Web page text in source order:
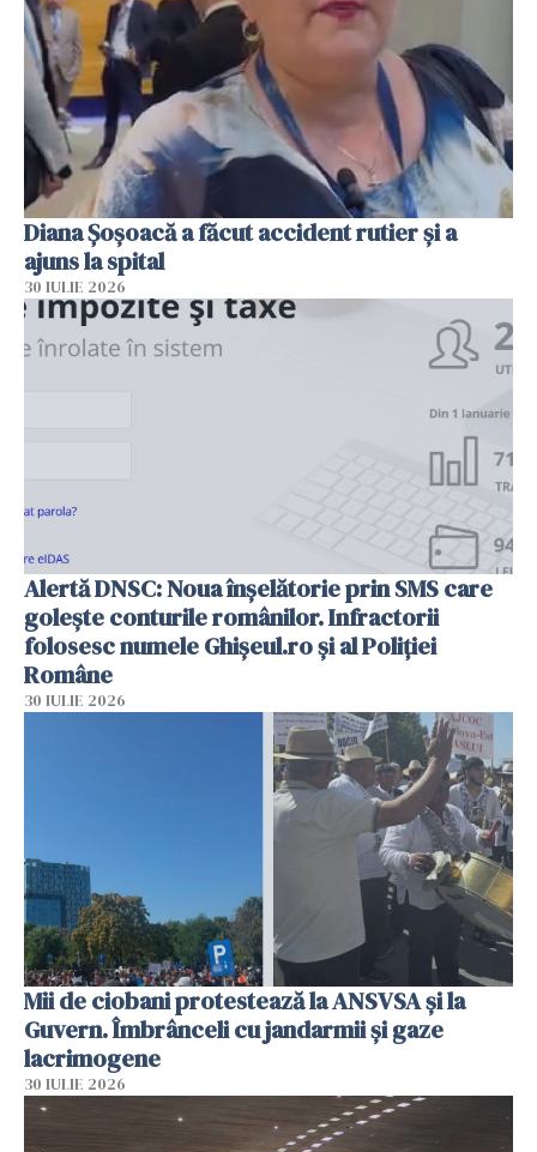
Diana Șoșoacă a făcut accident rutier și a
ajuns la spital
30 IULIE 2026
Alertă DNSC: Noua înșelătorie prin SMS care
golește conturile românilor. Infractorii
folosesc numele Ghișeul.ro și al Poliției
Române
30 IULIE 2026
Mii de ciobani protestează la ANSVSA și la
Guvern. Îmbrânceli cu jandarmii și gaze
lacrimogene
30 IULIE 2026